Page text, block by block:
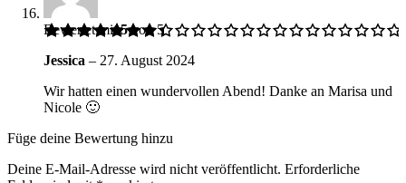
Bewertet mit5von 5
Jessica – 27. August 2024
Wir hatten einen wundervollen Abend! Danke an Marisa und
Nicole 🙂
Füge deine Bewertung hinzu
Deine E-Mail-Adresse wird nicht veröffentlicht. Erforderliche